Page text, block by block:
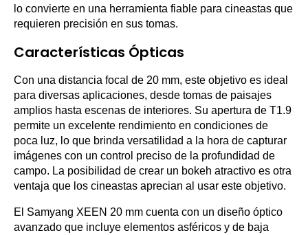
lo convierte en una herramienta fiable para cineastas que
requieren precisión en sus tomas.
Características Ópticas
Con una distancia focal de 20 mm, este objetivo es ideal
para diversas aplicaciones, desde tomas de paisajes
amplios hasta escenas de interiores. Su apertura de T1.9
permite un excelente rendimiento en condiciones de
poca luz, lo que brinda versatilidad a la hora de capturar
imágenes con un control preciso de la profundidad de
campo. La posibilidad de crear un bokeh atractivo es otra
ventaja que los cineastas aprecian al usar este objetivo.
El Samyang XEEN 20 mm cuenta con un diseño óptico
avanzado que incluye elementos asféricos y de baja